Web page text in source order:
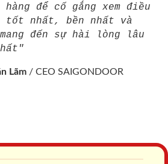
hàng để cố gắng xem điều
nhất, bền nhất và
đến sự hài lòng lâu
Lãm / CEO SAIGONDOOR